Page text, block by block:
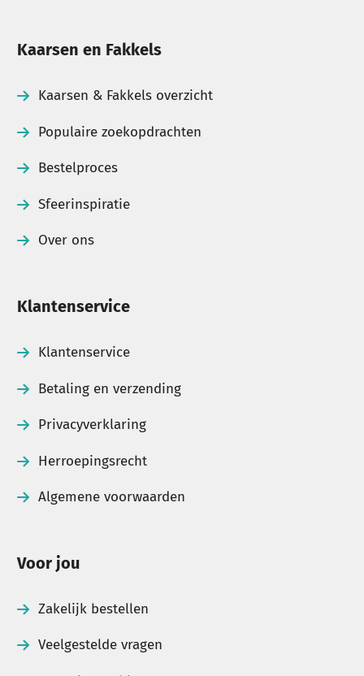
Kaarsen en Fakkels
Kaarsen & Fakkels overzicht
Populaire zoekopdrachten
Bestelproces
Sfeerinspiratie
Over ons
Klantenservice
Klantenservice
Betaling en verzending
Privacyverklaring
Herroepingsrecht
Algemene voorwaarden
Voor jou
Zakelijk bestellen
Veelgestelde vragen